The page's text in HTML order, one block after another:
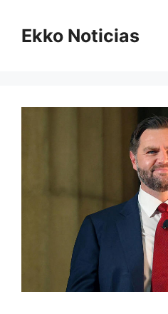
contenido
Ekko Noticias